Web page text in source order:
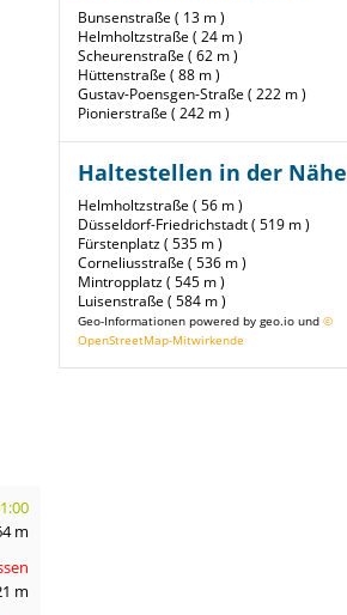
m
m
Bunsenstraße ( 13 m )
Helmholtzstraße ( 24 m )
Scheurenstraße ( 62 m )
Hüttenstraße ( 88 m )
Gustav-Poensgen-Straße ( 222 m )
Pionierstraße ( 242 m )
Haltestellen in der Nähe
Helmholtzstraße ( 56 m )
Düsseldorf-Friedrichstadt ( 519 m )
Fürstenplatz ( 535 m )
Corneliusstraße ( 536 m )
Mintropplatz ( 545 m )
Luisenstraße ( 584 m )
Geo-Informationen powered by geo.io und ©
OpenStreetMap-Mitwirkende